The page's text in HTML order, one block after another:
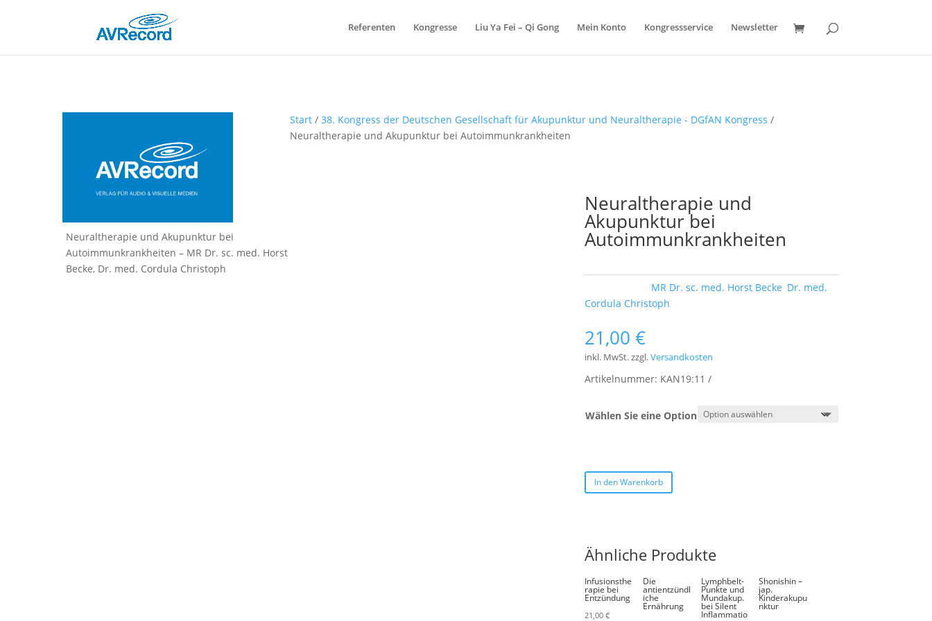
Referenten Kongresse Liu Ya Fei – Qi Gong Mein Konto Kongressservice Newsletter
Neuraltherapie und Akupunktur bei
Autoimmunkrankheiten – MR Dr. sc. med. Horst
Becke, Dr. med. Cordula Christoph
Start/ 38. Kongress der Deutschen Gesellschaft für Akupunktur und Neuraltherapie - DGfAN Kongress /
Neuraltherapie und Akupunktur bei Autoimmunkrankheiten
Neuraltherapie und
Akupunktur bei
Autoimmunkrankheiten
MR Dr. sc. med. Horst Becke Dr. med.
Cordula Christoph
21,00€
inkl. MwSt.zzgl.Versandkosten
Artikelnummer: KAN19:11
Wählen Sie eine Option
In den Warenkorb
Ähnliche Produkte
Infusionsthe
rapie bei
Entzündung
21,00€
Die
antientzündl
iche
Ernährung
Lymphbelt-
Punkte und
Mundakup.
bei Silent
Inflammatio
Shonishin –
jap.
Kinderakupu
nktur